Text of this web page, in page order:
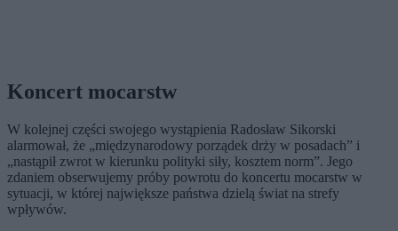
Koncert mocarstw
W kolejnej części swojego wystąpienia Radosław Sikorski
alarmował, że „międzynarodowy porządek drży w posadach” i
„nastąpił zwrot w kierunku polityki siły, kosztem norm”. Jego
zdaniem obserwujemy próby powrotu do koncertu mocarstw w
sytuacji, w której największe państwa dzielą świat na strefy
wpływów.